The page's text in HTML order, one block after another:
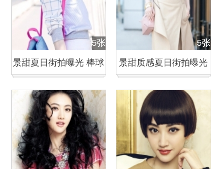
5张
景甜夏日街拍曝光 棒球
5张
景甜质感夏日街拍曝光